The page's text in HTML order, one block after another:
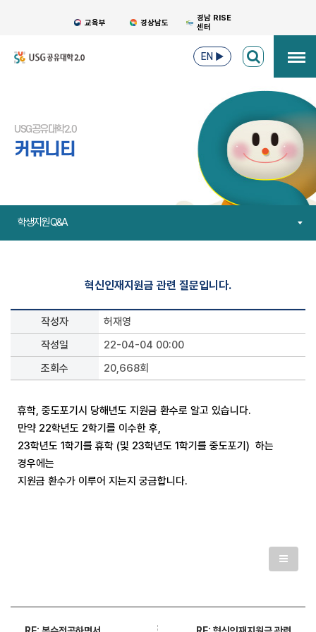
교육부 경상남도
경남 RISE
센터
EN ▶
USG공유대학2.0
커뮤니티
학생지원 Q&A
혁신인재지원금 관련 질문입니다.
작성자
허재영
작성일
22-04-04 00:00
조회수
20,668회
휴학, 중도포기시 당해년도 지원금 환수로 알고 있습니다.
만약 22학년도 2학기를 이수한 후,
23학년도 1학기를 휴학 (및 23학년도 1학기를 중도포기) 하는
경우에는
지원금 환수가 이루어 지는지 궁금합니다.